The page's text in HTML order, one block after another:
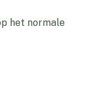
het normale